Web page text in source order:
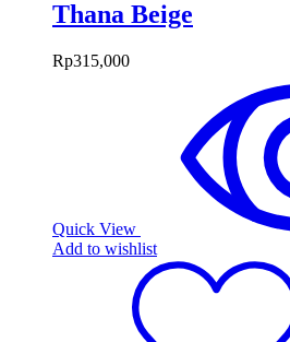
Thana Beige
Rp315,000
Quick View
Add to wishlist